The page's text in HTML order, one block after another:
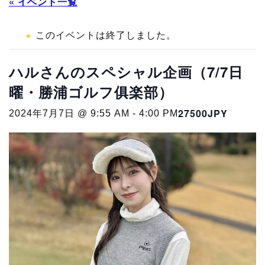
このイベントは終了しました。
ハルさんのスペシャル企画（7/7日
曜・勝浦ゴルフ俱楽部）
2024年7月7日 @ 9:55 AM - 4:00 PM27500JPY